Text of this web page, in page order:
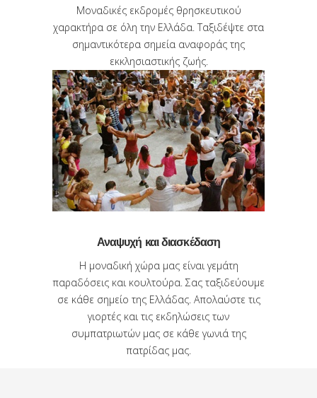
Μοναδικές εκδρομές θρησκευτικού
χαρακτήρα σε όλη την Ελλάδα. Ταξιδέψτε στα
σημαντικότερα σημεία αναφοράς της
εκκλησιαστικής ζωής.
Αναψυχή και διασκέδαση
Η μοναδική χώρα μας είναι γεμάτη
παραδόσεις και κουλτούρα. Σας ταξιδεύουμε
σε κάθε σημείο της Ελλάδας. Απολαύστε τις
γιορτές και τις εκδηλώσεις των
συμπατριωτών μας σε κάθε γωνιά της
πατρίδας μας.